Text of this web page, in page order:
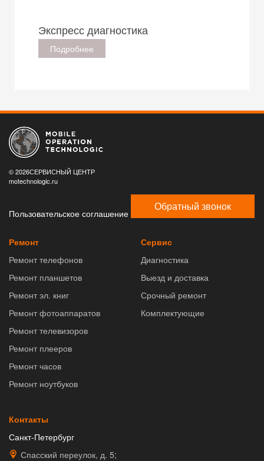
Экспресс диагностика
Подробнее
© 2026СЕРВИСНЫЙ ЦЕНТР
motechnologic.ru
Пользовательское соглашение
Обратный звонок
Ремонт
Ремонт телефонов
Ремонт планшетов
Ремонт эл. книг
Ремонт фотоаппаратов
Ремонт телевизоров
Ремонт плееров
Ремонт часов
Ремонт ноутбуков
Сервис
Диагностика
Выезд и доставка
Срочный ремонт
Комплектующие
Контакты
Санкт-Петербург
Спасский переулок, д. 5;